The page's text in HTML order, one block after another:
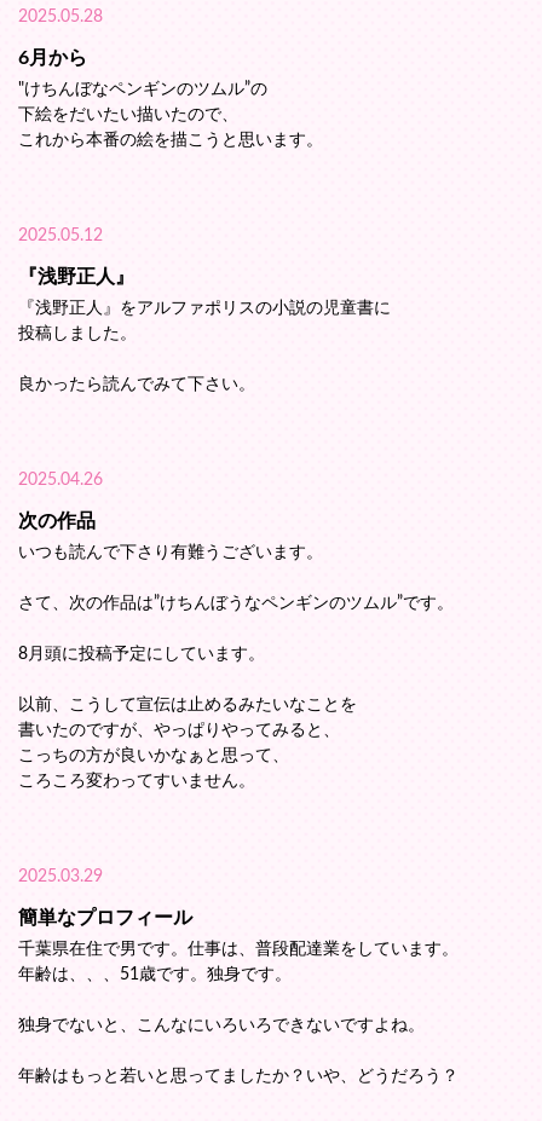
2025.05.28
6月から
"けちんぼなペンギンのツムル”の
下絵をだいたい描いたので、
これから本番の絵を描こうと思います。
2025.05.12
『浅野正人』
『浅野正人』をアルファポリスの小説の児童書に
投稿しました。
良かったら読んでみて下さい。
2025.04.26
次の作品
いつも読んで下さり有難うございます。
さて、次の作品は”けちんぼうなペンギンのツムル”です。
8月頭に投稿予定にしています。
以前、こうして宣伝は止めるみたいなことを
書いたのですが、やっぱりやってみると、
こっちの方が良いかなぁと思って、
ころころ変わってすいません。
2025.03.29
簡単なプロフィール
千葉県在住で男です。仕事は、普段配達業をしています。
年齢は、、、51歳です。独身です。
独身でないと、こんなにいろいろできないですよね。
年齢はもっと若いと思ってましたか？いや、どうだろう？